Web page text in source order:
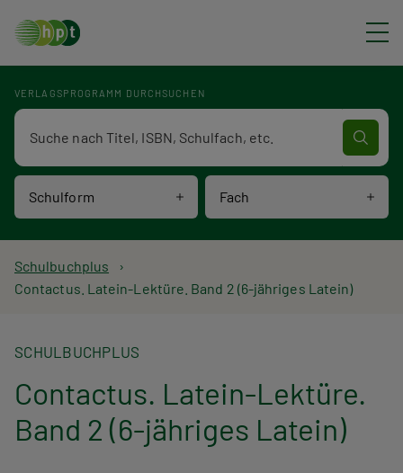
VERLAGSPROGRAMM DURCHSUCHEN
Schulform Fach
Verlagsprogramm Volltextsuche
P
a
d
n
a
Schulbuchplus
Contactus. Latein-Lektüre. Band 2 (6-jähriges Latein)
SCHULBUCHPLUS
Contactus. Latein-Lektüre.
Band 2 (6-jähriges Latein)